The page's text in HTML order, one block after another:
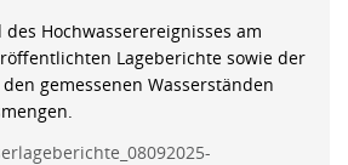
Hochwasserereignisses am
Lageberichte sowie der
gemessenen Wasserständen